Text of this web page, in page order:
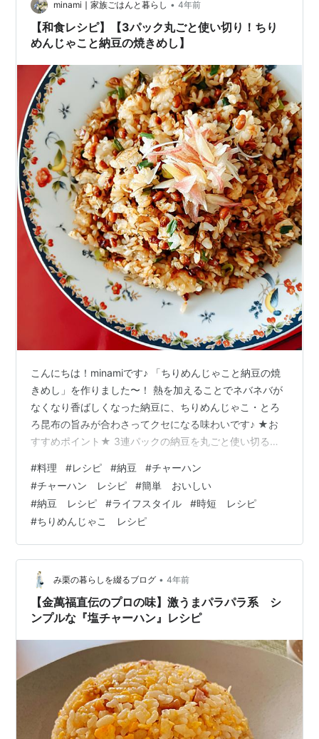
味噌で簡単☆本格パラパラレタス炒飯ஐஃ ＜レシピ7＞簡
単本格タイ料理 ♪ タイ…
minami ∣ 家族ごはんと暮らし • 4年前
【和食レシピ】【3パック丸ごと使い切り！ちり
めんじゃこと納豆の焼きめし】
こんにちは！minamiです♪ 「ちりめんじゃこと納豆の焼
きめし」を作りました〜！ 熱を加えることでネバネバが
なくなり香ばしくなった納豆に、ちりめんじゃこ・とろ
ろ昆布の旨みが合わさってクセになる味わいです♪ ★お
すすめポイント★ 3連パックの納豆を丸ごと使い切るレ
ちなみに、卵を使わないので卵アレルギーの方にも食べ
ていただけます！ 調理時間は15分です。ではでは、レシ
ピを～！ ☆材料 白ごはん ２人分 塩コショウ 少々 ねぎ
１本 とろろ昆布 ひとつかみ ちりめんじゃこ スプーン3杯
ごま油 ひとまわし 納豆(タレ付き) 3パック だし醤油 …
#料理 #レシピ #納豆 #チャーハン
#チャーハン レシピ #簡単 おいしい
#納豆 レシピ #ライフスタイル #時短 レシピ
#ちりめんじゃこ レシピ
み栗の暮らしを綴るブログ • 4年前
【金萬福直伝のプロの味】激うまパラパラ系 シ
ンプルな『塩チャーハン』レシピ